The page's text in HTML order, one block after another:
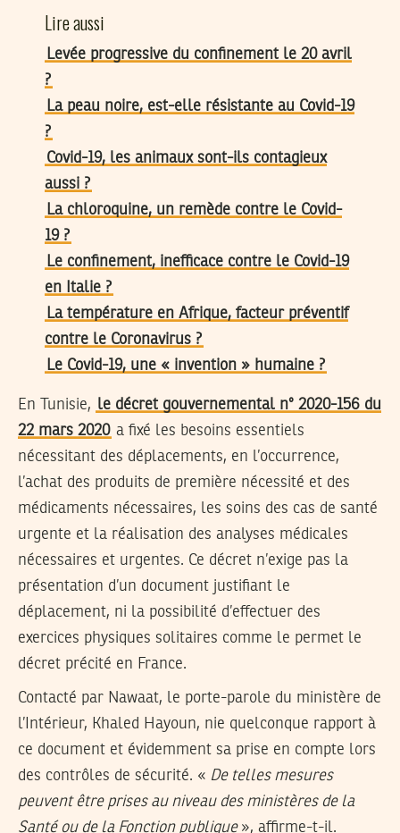
Lire aussi
Levée progressive du confinement le 20 avril
?
La peau noire, est-elle résistante au Covid-19
?
Covid-19, les animaux sont-ils contagieux
aussi ?
La chloroquine, un remède contre le Covid-
19 ?
Le confinement, inefficace contre le Covid-19
en Italie ?
La température en Afrique, facteur préventif
contre le Coronavirus ?
Le Covid-19, une « invention » humaine ?
En Tunisie, le décret gouvernemental n° 2020-156 du
22 mars 2020 a fixé les besoins essentiels
nécessitant des déplacements, en l’occurrence,
l’achat des produits de première nécessité et des
médicaments nécessaires, les soins des cas de santé
urgente et la réalisation des analyses médicales
nécessaires et urgentes. Ce décret n’exige pas la
présentation d’un document justifiant le
déplacement, ni la possibilité d’effectuer des
exercices physiques solitaires comme le permet le
décret précité en France.
Contacté par Nawaat, le porte-parole du ministère de
l’Intérieur, Khaled Hayoun, nie quelconque rapport à
ce document et évidemment sa prise en compte lors
des contrôles de sécurité. « De telles mesures
peuvent être prises au niveau des ministères de la
Santé ou de la Fonction publique», affirme-t-il.